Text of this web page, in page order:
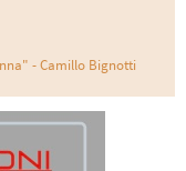
- Camillo Bignotti